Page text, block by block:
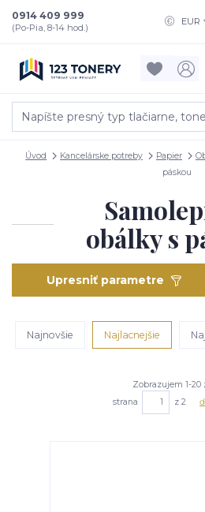
EUR
0914 409 999
(Po-Pia, 8-14 hod.)
Úvod Kancelárske potreby Papier
páskou
obálky s
Upresniť parametre
Najnovšie Najlacnejšie
Zobrazujem 1-20
strana
z 2